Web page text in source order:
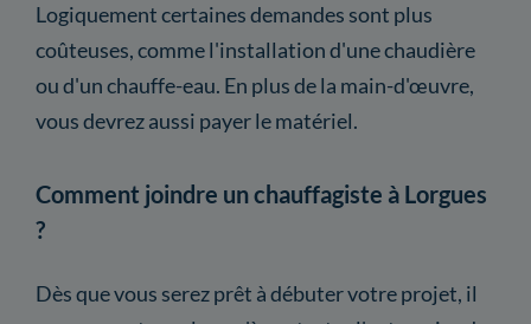
Logiquement certaines demandes sont plus
coûteuses, comme l'installation d'une chaudière
ou d'un chauffe-eau. En plus de la main-d'œuvre,
vous devrez aussi payer le matériel.
Comment joindre un chauffagiste à Lorgues
?
Dès que vous serez prêt à débuter votre projet, il